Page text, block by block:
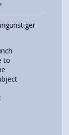
to